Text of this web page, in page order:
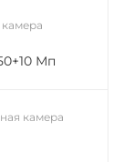
Мп
камера